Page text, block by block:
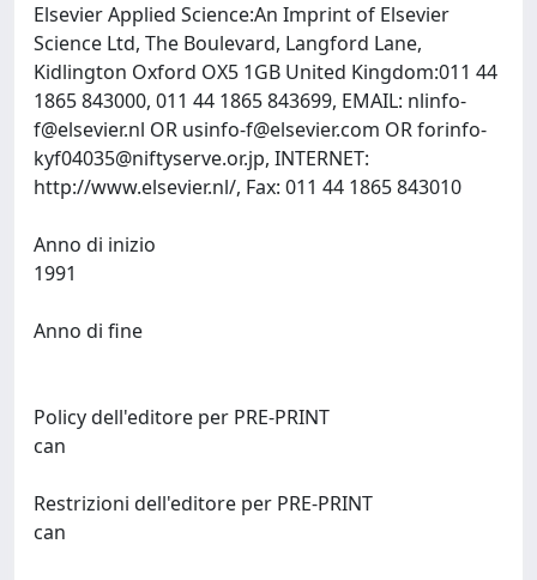
Elsevier Applied Science:An Imprint of Elsevier
Science Ltd, The Boulevard, Langford Lane,
Kidlington Oxford OX5 1GB United Kingdom:011 44
1865 843000, 011 44 1865 843699, EMAIL: nlinfo-
f@elsevier.nl OR usinfo-f@elsevier.com ORforinfo-
kyf04035@niftyserve.or.jp, INTERNET:
Anno di inizio
Anno di fine
Policy dell'editore per PRE-PRINT
Restrizioni dell'editore per PRE-PRINT